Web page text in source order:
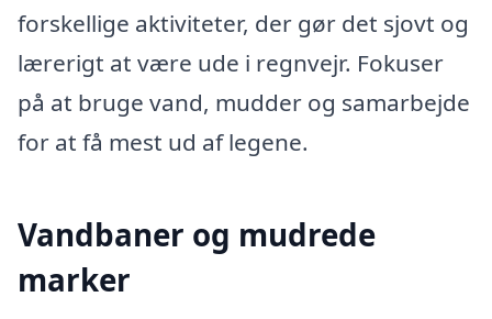
forskellige aktiviteter, der gør det sjovt og
lærerigt at være ude i regnvejr. Fokuser
på at bruge vand, mudder og samarbejde
for at få mest ud af legene.
Vandbaner og mudrede
marker